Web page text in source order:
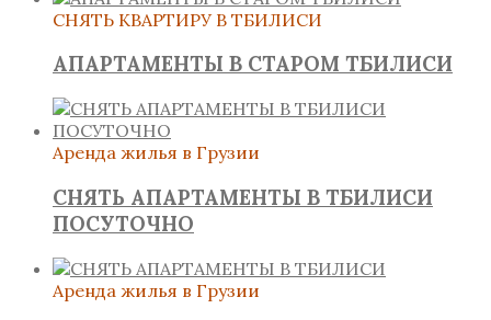
СНЯТЬ КВАРТИРУ В ТБИЛИСИ
АПАРТАМЕНТЫ В СТАРОМ ТБИЛИСИ
Аренда жилья в Грузии
СНЯТЬ АПАРТАМЕНТЫ В ТБИЛИСИ
ПОСУТОЧНО
Аренда жилья в Грузии